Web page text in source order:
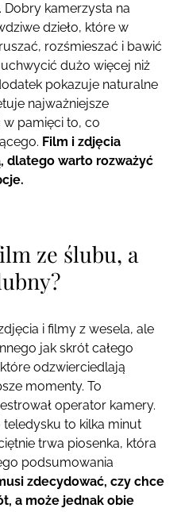
Dobry kamerzysta na
dzieło, które w
rozśmieszać i bawić
dużo więcej niż
pokazuje naturalne
najważniejsze
pamięci to, co
Film i zdjęcia
dlatego warto rozważyć
ze ślubu, a
i filmy z wesela, ale
jak skrót całego
odzwierciedlają
momenty. To
operator kamery.
to kilka minut
trwa piosenka, która
podsumowania
zdecydować, czy chce
a może jednak obie